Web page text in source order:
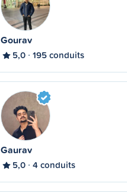
Gourav
5,0 195 conduits
Gaurav
5,0 4 conduits